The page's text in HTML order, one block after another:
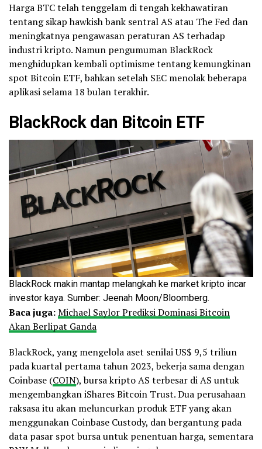
Harga BTC telah tenggelam di tengah kekhawatiran
tentang sikap hawkish bank sentral AS atau The Fed dan
meningkatnya pengawasan peraturan AS terhadap
industri kripto. Namun pengumuman BlackRock
menghidupkan kembali optimisme tentang kemungkinan
spot Bitcoin ETF, bahkan setelah SEC menolak beberapa
aplikasi selama 18 bulan terakhir.
BlackRock dan Bitcoin ETF
BlackRock makin mantap melangkah ke market kripto incar
investor kaya. Sumber: Jeenah Moon/Bloomberg.
Baca juga:Michael Saylor Prediksi Dominasi Bitcoin
Akan Berlipat Ganda
BlackRock, yang mengelola aset senilai US$ 9,5 triliun
pada kuartal pertama tahun 2023, bekerja sama dengan
Coinbase (COIN), bursa kripto AS terbesar di AS untuk
mengembangkan iShares Bitcoin Trust. Dua perusahaan
raksasa itu akan meluncurkan produk ETF yang akan
menggunakan Coinbase Custody, dan bergantung pada
data pasar spot bursa untuk penentuan harga, sementara